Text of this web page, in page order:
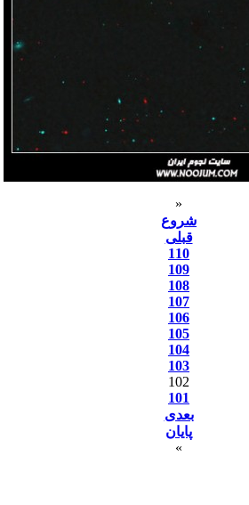
«
شروع
قبلی
110
109
108
107
106
105
104
103
102
101
بعدی
پایان
»